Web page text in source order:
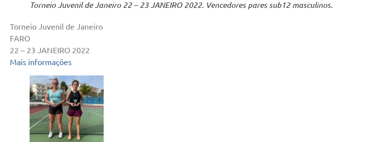
Torneio Juvenil de Janeiro 22 – 23 JANEIRO 2022. Vencedores pares sub12 masculinos.
Torneio Juvenil de Janeiro
FARO
22 – 23 JANEIRO 2022
Mais informações